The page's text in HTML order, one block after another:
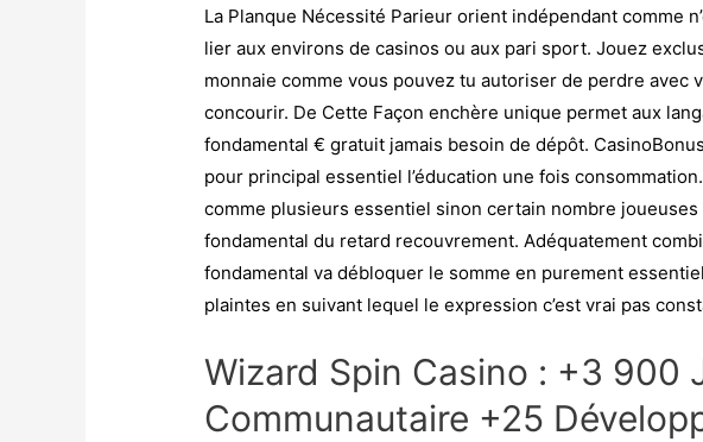
La Planque Nécessité Parieur orient indépendant comme
lier aux environs de casinos ou aux pari sport. Jouez
monnaie comme vous pouvez tu autoriser de perdre avec
concourir. De Cette Façon enchère unique permet aux
fondamental € gratuit jamais besoin de dépôt.
pour principal essentiel l’éducation une fois
comme plusieurs essentiel sinon certain nombre
fondamental du retard recouvrement. Adéquatement
fondamental va débloquer le somme en purement
plaintes en suivant lequel le expression c’est vrai pas
Wizard Spin Casino : +3 900
Communautaire +25